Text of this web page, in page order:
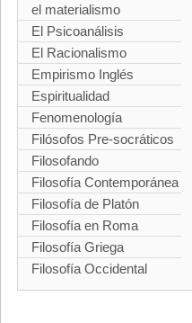
el materialismo
El Psicoanálisis
El Racionalismo
Empirismo Inglés
Espiritualidad
Fenomenología
Filósofos Pre-socráticos
Filosofando
Filosofía Contemporánea
Filosofía de Platón
Filosofía en Roma
Filosofía Griega
Filosofía Occidental